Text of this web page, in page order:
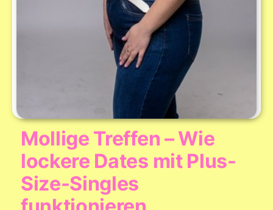
Mollige Treffen – Wie
lockere Dates mit Plus-
Size-Singles